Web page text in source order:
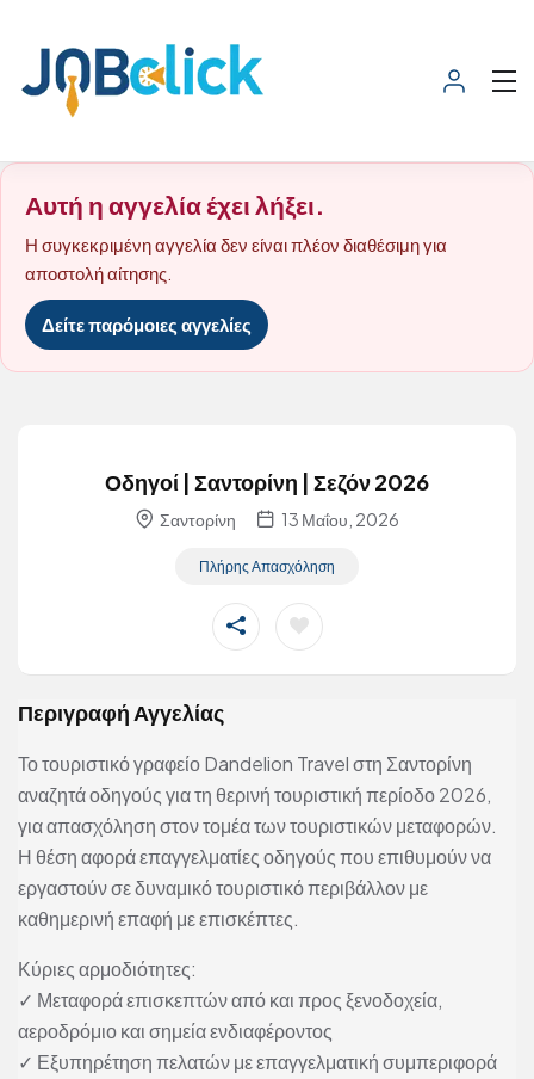
Αυτή η αγγελία έχει λήξει.
Η συγκεκριμένη αγγελία δεν είναι πλέον διαθέσιμη για
αποστολή αίτησης.
Δείτε παρόμοιες αγγελίες
Οδηγοί | Σαντορίνη | Σεζόν 2026
Σαντορίνη 13 Μαΐου, 2026
Πλήρης Απασχόληση
Περιγραφή Αγγελίας
Το τουριστικό γραφείο Dandelion Travel στη Σαντορίνη
αναζητά οδηγούς για τη θερινή τουριστική περίοδο 2026,
για απασχόληση στον τομέα των τουριστικών μεταφορών.
Η θέση αφορά επαγγελματίες οδηγούς που επιθυμούν να
εργαστούν σε δυναμικό τουριστικό περιβάλλον με
καθημερινή επαφή με επισκέπτες.
Κύριες αρμοδιότητες:
✓ Μεταφορά επισκεπτών από και προς ξενοδοχεία,
αεροδρόμιο και σημεία ενδιαφέροντος
✓ Εξυπηρέτηση πελατών με επαγγελματική συμπεριφορά